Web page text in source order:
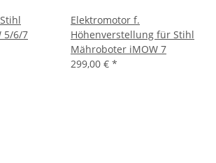
5/6/7
Elektromotor f.
Höhenverstellung für Stihl
Mähroboter iMOW 7
299,00 € *